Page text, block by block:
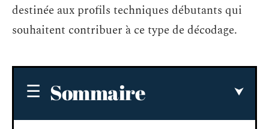
destinée aux profils techniques débutants qui
souhaitent contribuer à ce type de décodage.
Sommaire